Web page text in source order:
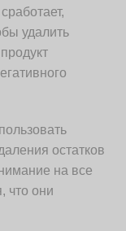
удалить
остатков
на все
что они